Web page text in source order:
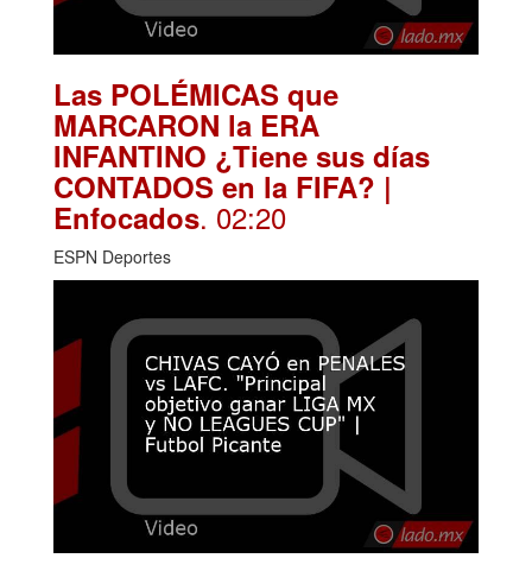
Las POLÉMICAS que
MARCARON la ERA
INFANTINO ¿Tiene sus días
CONTADOS en la FIFA? |
Enfocados. 02:20
ESPN Deportes